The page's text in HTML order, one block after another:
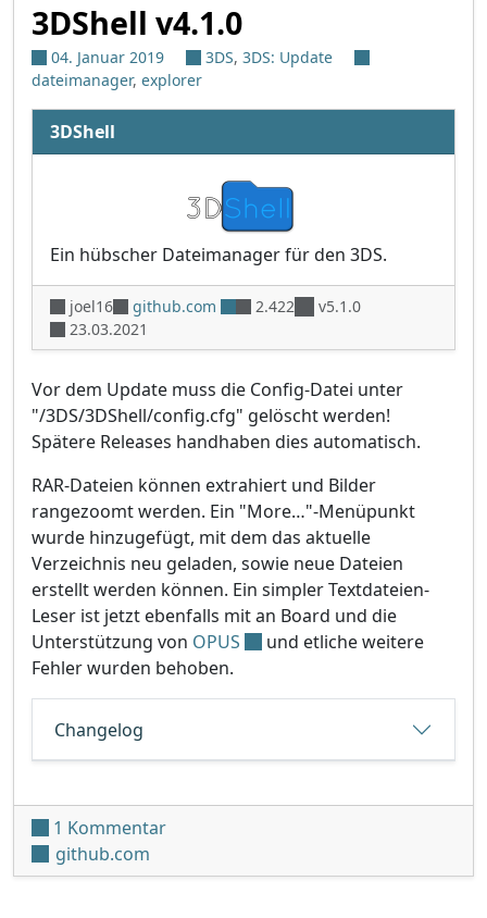
3DShell v4.1.0
04. Januar 2019 3DS, 3DS: Update
dateimanager, explorer
3DShell
Ein hübscher Dateimanager für den 3DS.
joel16 github.com 2.422
v5.1.0
23.03.2021
Vor dem Update muss die Config-Datei unter
"/3DS/3DShell/config.cfg" gelöscht werden!
Spätere Releases handhaben dies automatisch.
RAR-Dateien können extrahiert und Bilder
rangezoomt werden. Ein "More…"-Menüpunkt
wurde hinzugefügt, mit dem das aktuelle
Verzeichnis neu geladen, sowie neue Dateien
erstellt werden können. Ein simpler Textdateien-
Leser ist jetzt ebenfalls mit an Board und die
Unterstützung von OPUS
und etliche weitere
Fehler wurden behoben.
Changelog
1 Kommentarzu 3DShell v4.1.0
github.com